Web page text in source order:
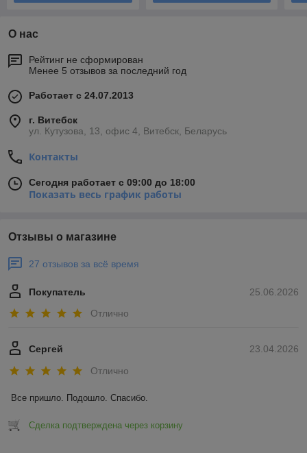
О нас
Рейтинг не сформирован
Менее 5 отзывов за последний год
Работает с 24.07.2013
г. Витебск
ул. Кутузова, 13, офис 4, Витебск, Беларусь
Контакты
Сегодня работает с 09:00 до 18:00
Показать весь график работы
Отзывы о магазине
27 отзывов за всё время
25.06.2026
Покупатель
Отлично
23.04.2026
Сергей
Отлично
Все пришло. Подошло. Спасибо.
Сделка подтверждена через корзину